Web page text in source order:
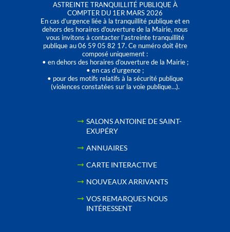
ASTREINTE TRANQUILLITÉ PUBLIQUE À
COMPTER DU 1ER MARS 2026
En cas d’urgence liée à la tranquillité publique et en
dehors des horaires d'ouverture de la Mairie, nous
vous invitons à contacter l’astreinte tranquillité
publique au 06 59 05 82 17. Ce numéro doit être
composé uniquement :
• en dehors des horaires d’ouverture de la Mairie ;
• en cas d’urgence ;
• pour des motifs relatifs à la sécurité publique
(violences constatées sur la voie publique…).
SALONS ANTOINE DE SAINT-
EXUPÉRY
ANNUAIRES
CARTE INTERACTIVE
NOUVEAUX ARRIVANTS
VOS REMARQUES NOUS
INTÉRESSENT